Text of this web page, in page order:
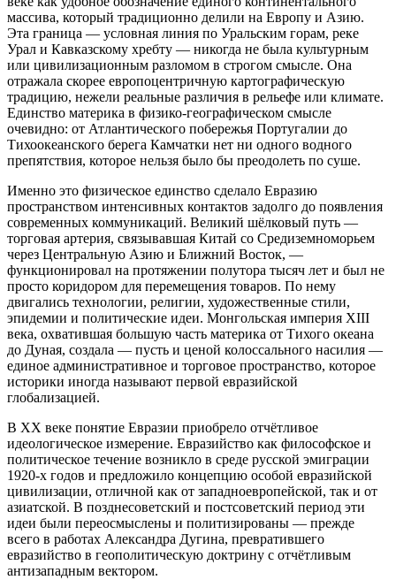
массива, который традиционно делили на Европу и Азию.
Эта граница — условная линия по Уральским горам, реке
Урал и Кавказскому хребту — никогда не была культурным
или цивилизационным разломом в строгом смысле. Она
отражала скорее европоцентричную картографическую
традицию, нежели реальные различия в рельефе или климате.
Единство материка в физико-географическом смысле
очевидно: от Атлантического побережья Португалии до
Тихоокеанского берега Камчатки нет ни одного водного
препятствия, которое нельзя было бы преодолеть по суше.
Именно это физическое единство сделало Евразию
пространством интенсивных контактов задолго до появления
современных коммуникаций. Великий шёлковый путь —
торговая артерия, связывавшая Китай со Средиземноморьем
через Центральную Азию и Ближний Восток, —
функционировал на протяжении полутора тысяч лет и был не
просто коридором для перемещения товаров. По нему
двигались технологии, религии, художественные стили,
эпидемии и политические идеи. Монгольская империя XIII
века, охватившая большую часть материка от Тихого океана
до Дуная, создала — пусть и ценой колоссального насилия —
единое административное и торговое пространство, которое
историки иногда называют первой евразийской
глобализацией.
В XX веке понятие Евразии приобрело отчётливое
идеологическое измерение. Евразийство как философское и
политическое течение возникло в среде русской эмиграции
1920-х годов и предложило концепцию особой евразийской
цивилизации, отличной как от западноевропейской, так и от
азиатской. В позднесоветский и постсоветский период эти
идеи были переосмыслены и политизированы — прежде
всего в работах Александра Дугина, превратившего
евразийство в геополитическую доктрину с отчётливым
антизападным вектором.